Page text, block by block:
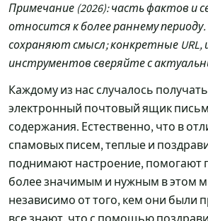
Примечание (2026): часть фактов и
относится к более раннему
сохраняют смысл; конкретные URL,
инструментов сверяйте с
Каждому из нас случалось
электронный почтовый ящик
содержания. Естественно, что в
спамовых писем, теплые и
поднимают настроение, помогают
более значимым и нужным в этом
независимо от того, кем они были